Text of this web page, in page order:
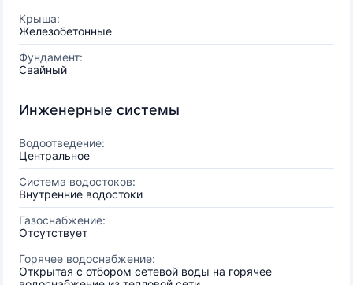
Крыша:
Железобетонные
Фундамент:
Свайный
Инженерные системы
Водоотведение:
Центральное
Система водостоков:
Внутренние водостоки
Газоснабжение:
Отсутствует
Горячее водоснабжение:
Открытая с отбором сетевой воды на горячее